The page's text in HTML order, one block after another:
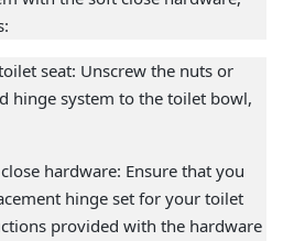
seat: Unscrew the nuts or
hinge system to the toilet bowl,
hardware: Ensure that you
hinge set for your toilet
provided with the hardware